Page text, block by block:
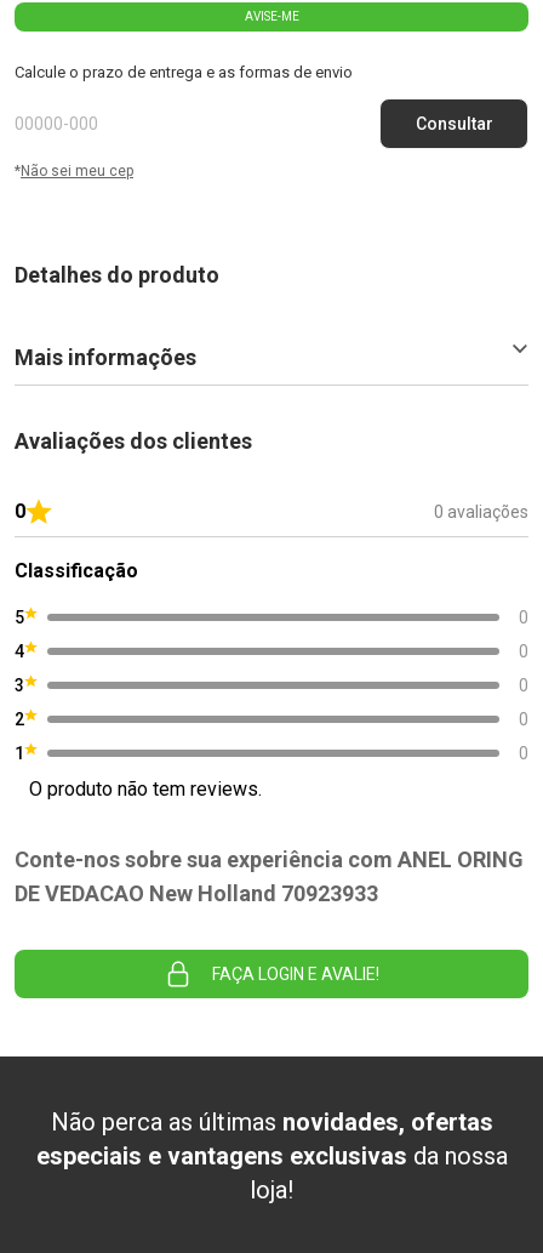
AVISE-ME
Calcule o prazo de entrega e as formas de envio
*Não sei meu cep
Detalhes do produto
Mais informações
Avaliações dos clientes
0 0 avaliações
Classificação
5
0
4
0
3
0
2
0
1
0
O produto não tem reviews.
Conte-nos sobre sua experiência com ANEL ORING
DE VEDACAO New Holland 70923933
FAÇA LOGIN E AVALIE!
Não perca as últimas novidades, ofertas
especiais e vantagens exclusivas da nossa
loja!